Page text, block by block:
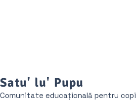
Satu' lu' Pupu
Comunitate educațională pentru